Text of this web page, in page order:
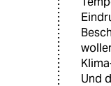
Und